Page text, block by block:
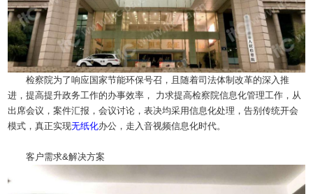
检察院为了响应国家节能环保号召，且随着司法体制改革的深入推
进，提高提升政务工作的办事效率， 力求提高检察院信息化管理工作，从
出席会议，案件汇报，会议讨论，表决均采用信息化处理，告别传统开会
模式，真正实现无纸化办公，走入音视频信息化时代。
客户需求&解决方案